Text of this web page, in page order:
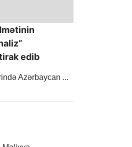
edib
Azərbaycan ...